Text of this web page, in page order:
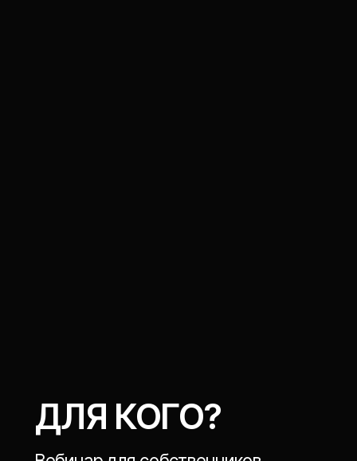
Василий Глотов
основатель Синергиум